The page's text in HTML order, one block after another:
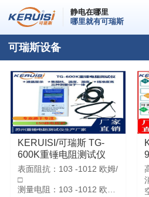
静电在哪里
哪里就有可瑞斯
可瑞斯设备
KERUISI/可瑞斯 TG-
600K重锤电阻测试仪
表面阻抗：103 -1012 欧姆/
□
测量电阻：103 -1012 欧姆